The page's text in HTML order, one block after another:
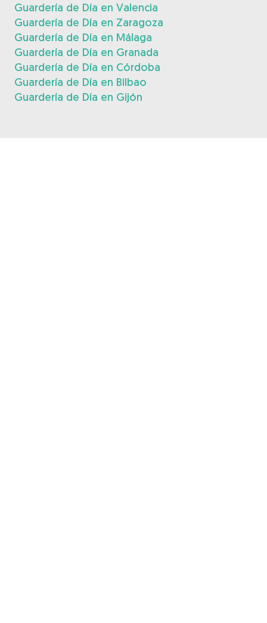
Guardería de Día en Valencia
Guardería de Día en Zaragoza
Guardería de Día en Málaga
Guardería de Día en Granada
Guardería de Día en Córdoba
Guardería de Día en Bilbao
Guardería de Día en Gijón